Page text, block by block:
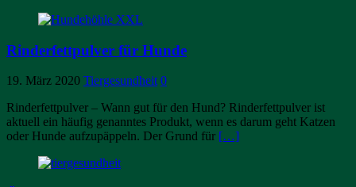
Rinderfettpulver für Hunde
19. März 2020 Tiergesundheit 0
Rinderfettpulver – Wann gut für den Hund? Rinderfettpulver ist
aktuell ein häufig genanntes Produkt, wenn es darum geht Katzen
oder Hunde aufzupäppeln. Der Grund für […]